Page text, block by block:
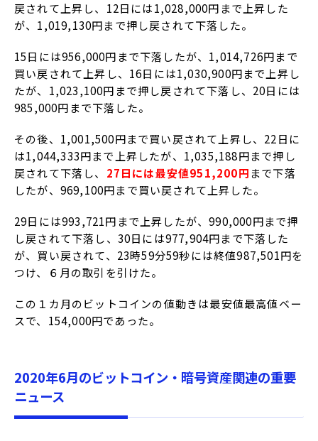
戻されて上昇し、12日には1,028,000円まで上昇した
が、1,019,130円まで押し戻されて下落した。
15日には956,000円まで下落したが、1,014,726円まで
買い戻されて上昇し、16日には1,030,900円まで上昇し
たが、1,023,100円まで押し戻されて下落し、20日には
985,000円まで下落した。
その後、1,001,500円まで買い戻されて上昇し、22日に
は1,044,333円まで上昇したが、1,035,188円まで押し
戻されて下落し、 27日には最安値951,200円 まで下落
したが、969,100円まで買い戻されて上昇した。
29日には993,721円まで上昇したが、990,000円まで押
し戻されて下落し、30日には977,904円まで下落した
が、買い戻されて、23時59分59秒には終値987,501円を
つけ、６月の取引を引けた。
この１カ月のビットコインの値動きは最安値最高値ベー
スで、154,000円であった。
2020年6月のビットコイン・暗号資産関連の重要
ニュース